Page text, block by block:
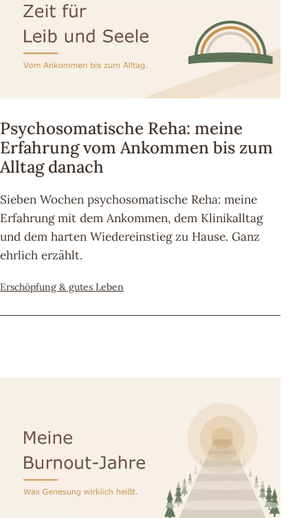
Psychosomatische Reha: meine
Erfahrung vom Ankommen bis zum
Alltag danach
Sieben Wochen psychosomatische Reha: meine
Erfahrung mit dem Ankommen, dem Klinikalltag
und dem harten Wiedereinstieg zu Hause. Ganz
ehrlich erzählt.
Kategorisiert
Erschöpfung & gutes Leben